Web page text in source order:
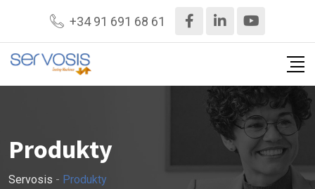
+34 91 691 68 61
Produkty
Servosis - Produkty